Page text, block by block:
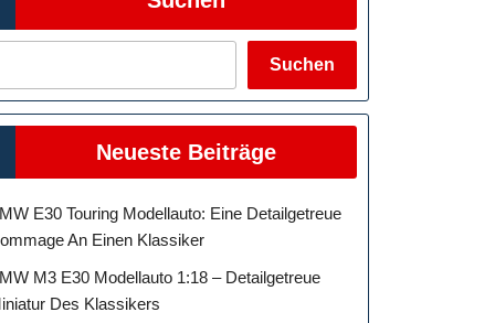
Suchen
Neueste Beiträge
E30 Touring Modellauto: Eine Detailgetreue
An Einen Klassiker
M3 E30 Modellauto 1:18 – Detailgetreue
Des Klassikers